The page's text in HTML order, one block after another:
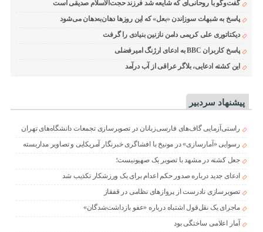
گفت‌وگو با روحانی‌ای که شایعه شد فرزند حجت‌الاسلام صدیقی است
پاسخ به شبهات سوزاندن «بعل» که این روزها دهان‌به‌دهان می‌شود
دیکتاتوری علی کریمی دامن نازنین بنیادی را گرفت
پاسخ کاربران BBC به ادعای ارژنگ امیرفضلی
این کشته ادعایی، بلاگر عراقی از آب درآمد
پیشنهاد سردبیر
راستی‌آزمایی گاف‌های فارسی‌زبانان در تصویرسازی تجمعات دانشگاه‌های تهران
رسوایی «آمارسازی» در مونیخ با افشاگری خبرنگار آمریکایی و تصاویر مداربسته
جعل کشته در مشهد با تصویر یک صهیونیست؛
ادعای جدید درباره صدور حکم اعدام برای یک ورزشکار تکذیب شد
تصویرسازی نادرست از پروازهای نظامی در قفقاز
ماجرای یک نقل‌قول اشتباه درباره «عفو بازداشت‌شدگان»
آمار اعلامی ساختگی بود